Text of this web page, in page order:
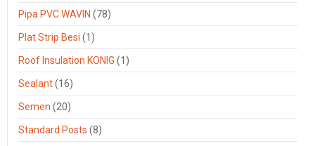
Pipa PVC WAVIN (78)
Plat Strip Besi (1)
Roof Insulation KONIG (1)
Sealant(16)
Semen (20)
Standard Posts (8)